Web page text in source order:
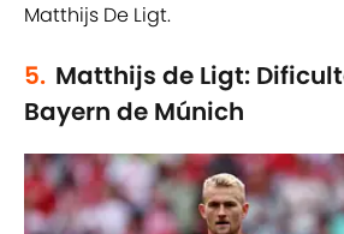
Matthijs De Ligt.
5. Matthijs de Ligt:
Bayern de Múnich